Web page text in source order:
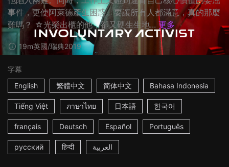
事件，更使阿萊德產生困惑。要讓所有人都滿意，真的那麼
難嗎？ ☆光榮出櫃的他，卻又硬生生地... 更多
19m英國/瑞典2019
字幕
English
繁體中文 简体中文 Bahasa Indonesia
Tiếng Việt ภาษาไทย 日本語 한국어
français Deutsch Español Português
русский हिन्दी العربية